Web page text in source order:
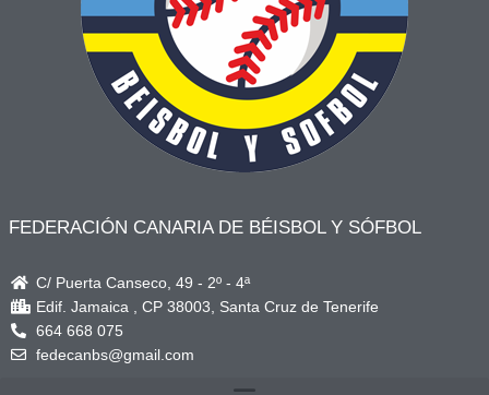
FEDERACIÓN CANARIA DE BÉISBOL Y SÓFBOL
C/ Puerta Canseco, 49 - 2º - 4ª
Edif. Jamaica , CP 38003, Santa Cruz de Tenerife
664 668 075
fedecanbs@gmail.com